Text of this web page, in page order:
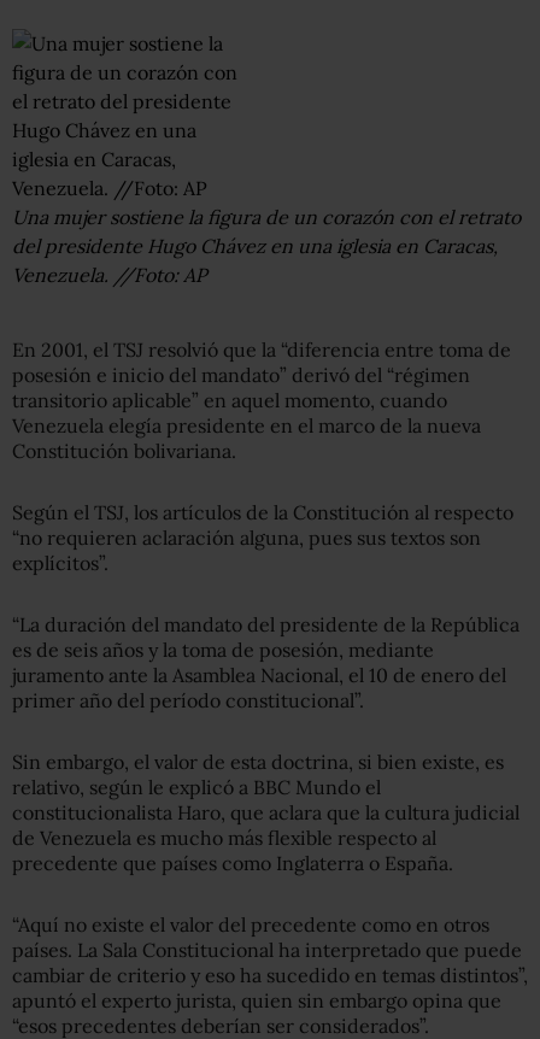
Una mujer sostiene la figura de un corazón con el retrato
del presidente Hugo Chávez en una iglesia en Caracas,
Venezuela. //Foto: AP
En 2001, el TSJ resolvió que la “diferencia entre toma de
posesión e inicio del mandato” derivó del “régimen
transitorio aplicable” en aquel momento, cuando
Venezuela elegía presidente en el marco de la nueva
Constitución bolivariana.
Según el TSJ, los artículos de la Constitución al respecto
“no requieren aclaración alguna, pues sus textos son
explícitos”.
“La duración del mandato del presidente de la República
es de seis años y la toma de posesión, mediante
juramento ante la Asamblea Nacional, el 10 de enero del
primer año del período constitucional”.
Sin embargo, el valor de esta doctrina, si bien existe, es
relativo, según le explicó a BBC Mundo el
constitucionalista Haro, que aclara que la cultura judicial
de Venezuela es mucho más flexible respecto al
precedente que países como Inglaterra o España.
“Aquí no existe el valor del precedente como en otros
países. La Sala Constitucional ha interpretado que puede
cambiar de criterio y eso ha sucedido en temas distintos”,
apuntó el experto jurista, quien sin embargo opina que
“esos precedentes deberían ser considerados”.